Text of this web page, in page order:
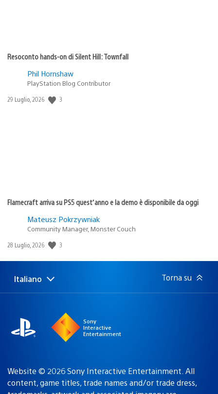
Resoconto hands-on di Silent Hill: Townfall
Phil Hornshaw
PlayStation Blog Contributor
Data
29 Luglio, 2026 3
Flamecraft arriva su PS5 quest’anno e la demo è disponibile da oggi
Mateusz Pokrzywniak
Community Manager, Monster Couch
Data
pubblicazione:
28 Luglio, 2026 3
Seleziona
Regione
Italiano Torna su
Sony
Interactive
Entertainment
Website © 2026 Sony Interactive Entertainment. All
content, game titles, trade names and/or trade dress,